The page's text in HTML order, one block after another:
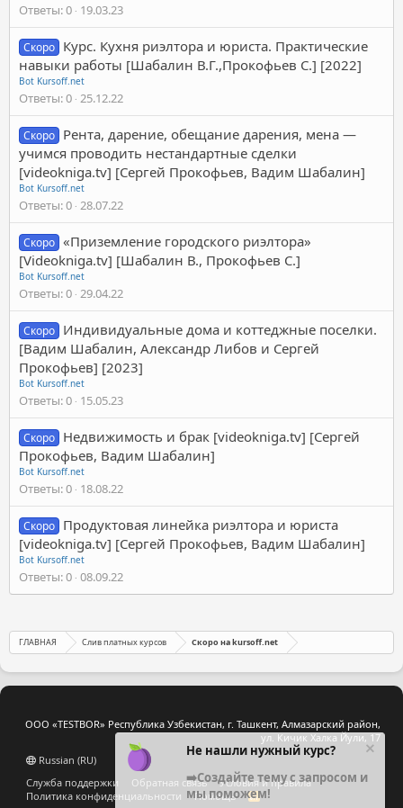
Ответы 0 19.03.23
Скоро Курс. Кухня риэлтора и юриста. Практические
навыки работы [Шабалин В.Г.,Прокофьев С.] [2022]
Bot Kursoff.net
Ответы 0 25.12.22
Скоро Рента, дарение, обещание дарения, мена —
учимся проводить нестандартные сделки
[videokniga.tv] [Сергей Прокофьев, Вадим Шабалин]
Bot Kursoff.net
Ответы 0 28.07.22
Скоро «Приземление городского риэлтора»
[Videokniga.tv] [Шабалин В., Прокофьев С.]
Bot Kursoff.net
Ответы 0 29.04.22
Скоро Индивидуальные дома и коттеджные поселки.
[Вадим Шабалин, Александр Либов и Сергей
Прокофьев] [2023]
Bot Kursoff.net
Ответы 0 15.05.23
Скоро Недвижимость и брак [videokniga.tv] [Сергей
Прокофьев, Вадим Шабалин]
Bot Kursoff.net
Ответы 0 18.08.22
Скоро Продуктовая линейка риэлтора и юриста
[videokniga.tv] [Сергей Прокофьев, Вадим Шабалин]
Bot Kursoff.net
Ответы 0 08.09.22
ГЛАВНАЯ Слив платных курсов Скоро на kursoff.net
ООО «TESTBOR» Республика Узбекистан, г. Ташкент, Алмазарский район,
ул. Кичик Халка Йули, 17
Russian (RU)
Служба поддержки
Обратная связь
Условия и правила
Политика конфиденциальности
Помощь
R
Не нашли нужный курс?
➡️Создайте тему с запросом и
мы поможем!